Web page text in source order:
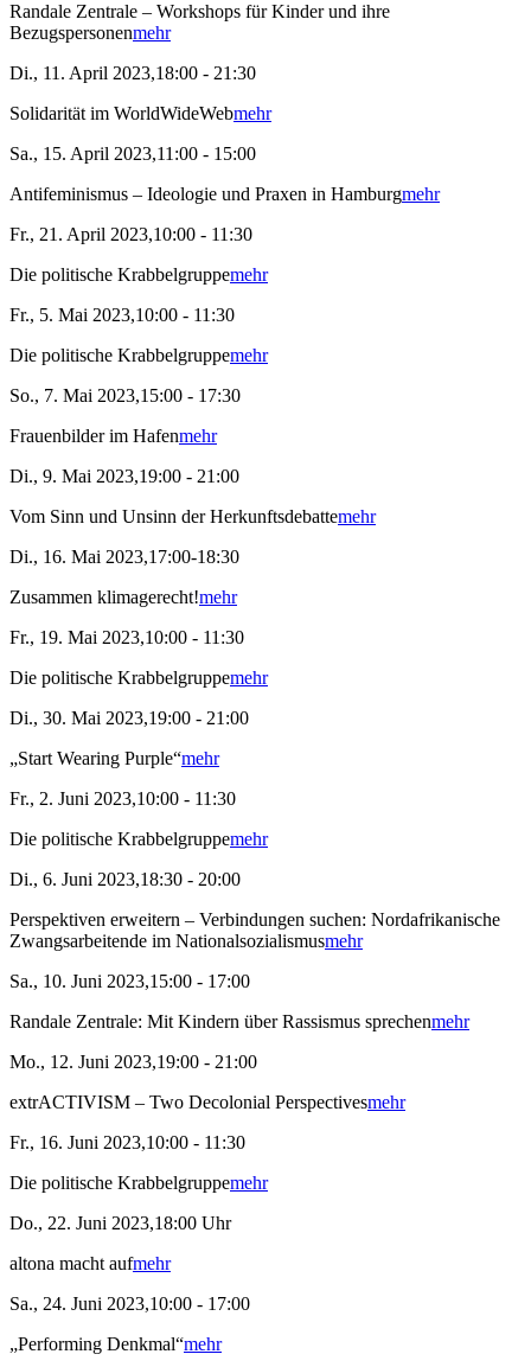
Randale Zentrale – Workshops für Kinder und ihre
Bezugspersonenmehr
Di., 11. April 2023,18:00 - 21:30
Solidarität im WorldWideWebmehr
Sa., 15. April 2023,11:00 - 15:00
Antifeminismus – Ideologie und Praxen in Hamburgmehr
Fr., 21. April 2023,10:00 - 11:30
Die politische Krabbelgruppemehr
Fr., 5. Mai 2023,10:00 - 11:30
Die politische Krabbelgruppemehr
So., 7. Mai 2023,15:00 - 17:30
Frauenbilder im Hafenmehr
Di., 9. Mai 2023,19:00 - 21:00
Vom Sinn und Unsinn der Herkunftsdebattemehr
Di., 16. Mai 2023,17:00-18:30
Zusammen klimagerecht!mehr
Fr., 19. Mai 2023,10:00 - 11:30
Die politische Krabbelgruppemehr
Di., 30. Mai 2023,19:00 - 21:00
„Start Wearing Purple“mehr
Fr., 2. Juni 2023,10:00 - 11:30
Die politische Krabbelgruppemehr
Di., 6. Juni 2023,18:30 - 20:00
Perspektiven erweitern – Verbindungen suchen: Nordafrikanische
Zwangsarbeitende im Nationalsozialismusmehr
Sa., 10. Juni 2023,15:00 - 17:00
Randale Zentrale: Mit Kindern über Rassismus sprechenmehr
Mo., 12. Juni 2023,19:00 - 21:00
extrACTIVISM – Two Decolonial Perspectivesmehr
Fr., 16. Juni 2023,10:00 - 11:30
Die politische Krabbelgruppemehr
Do., 22. Juni 2023,18:00 Uhr
altona macht aufmehr
Sa., 24. Juni 2023,10:00 - 17:00
„Performing Denkmal“mehr